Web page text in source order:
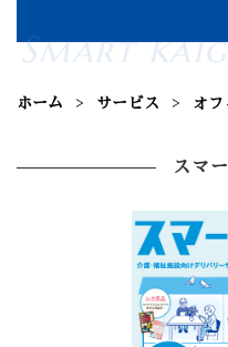
Smart
ホーム サービス オフ
スマ